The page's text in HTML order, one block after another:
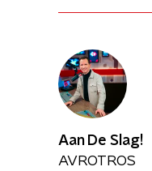
Aan De Slag!
AVROTROS